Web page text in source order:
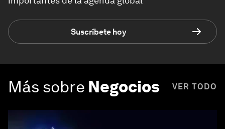
Suscríbete hoy
Más sobre Negocios VER TODO